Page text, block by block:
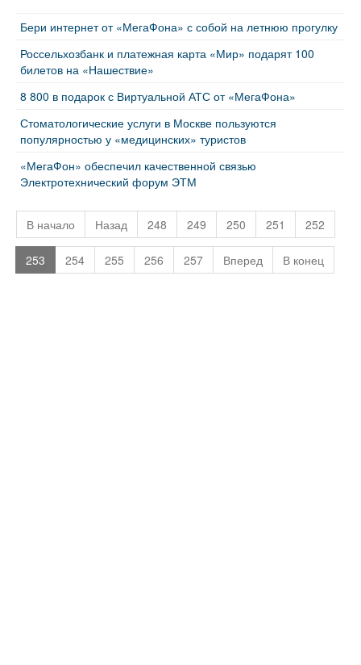
Бери интернет от «МегаФона» с собой на летнюю прогулку
Россельхозбанк и платежная карта «Мир» подарят 100
билетов на «Нашествие»
8 800 в подарок с Виртуальной АТС от «МегаФона»
Стоматологические услуги в Москве пользуются
популярностью у «медицинских» туристов
«МегаФон» обеспечил качественной связью
Электротехнический форум ЭТМ
В начало Назад 248 249 250 251 252
253 254 255 256 257 Вперед В конец